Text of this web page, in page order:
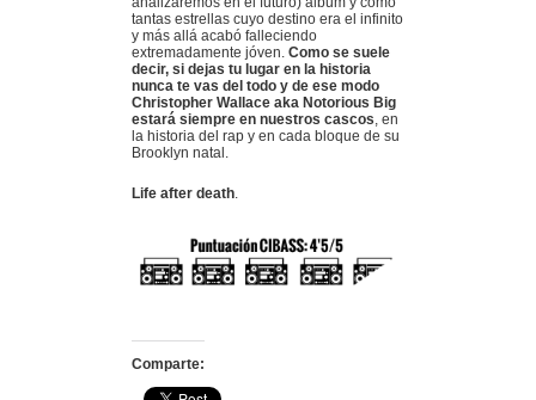
tantas estrellas cuyo destino era el infinito
y más allá acabó falleciendo
extremadamente jóven. Como se suele
decir, si dejas tu lugar en la historia
nunca te vas del todo y de ese modo
Christopher Wallace aka Notorious Big
estará siempre en nuestros cascos , en
la historia del rap y en cada bloque de su
Brooklyn natal.
Life after death
Comparte: